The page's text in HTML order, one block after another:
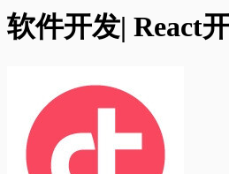
软件开发| React